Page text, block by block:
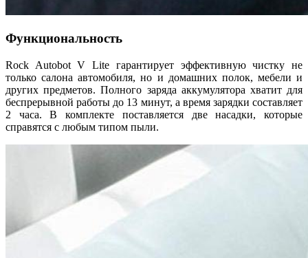
Функциональность
Rock Autobot V Lite гарантирует эффективную чистку не
только салона автомобиля, но и домашних полок, мебели и
других предметов. Полного заряда аккумулятора хватит для
беспрерывной работы до 13 минут, а время зарядки составляет
2 часа. В комплекте поставляется две насадки, которые
справятся с любым типом пыли.